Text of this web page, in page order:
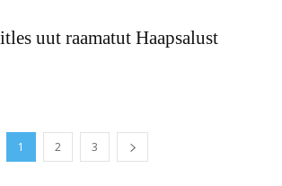
uut raamatut Haapsalust
1 2 3